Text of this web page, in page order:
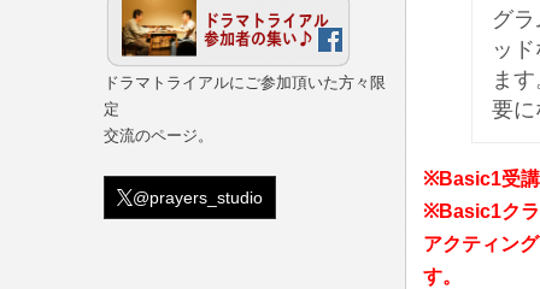
グ
ッ
ま
要に
※Basic1受講
※Basic1クラ
アクティン
す。
ドラマトライアルにご参加頂いた方々限
定
交流のページ。
@prayers_studio